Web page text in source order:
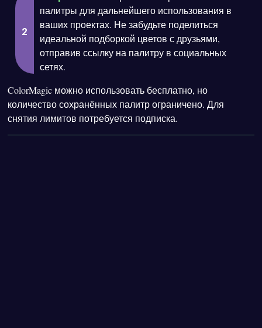
палитры для дальнейшего использования в
ваших проектах. Не забудьте поделиться
идеальной подборкой цветов с друзьями,
отправив ссылку на палитру в социальных
сетях.
ColorMagic можно использовать бесплатно, но
количество сохранённых палитр ограничено. Для
снятия лимитов потребуется подписка.